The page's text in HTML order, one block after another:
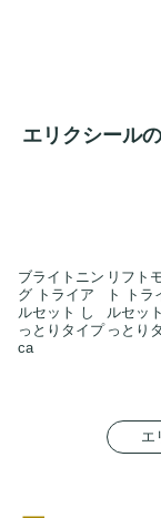
エリクシール
ブライトニン
グ トライア
ルセット し
っとりタイプ
ca
リフト
ト トラ
ルセッ
っとり
エ